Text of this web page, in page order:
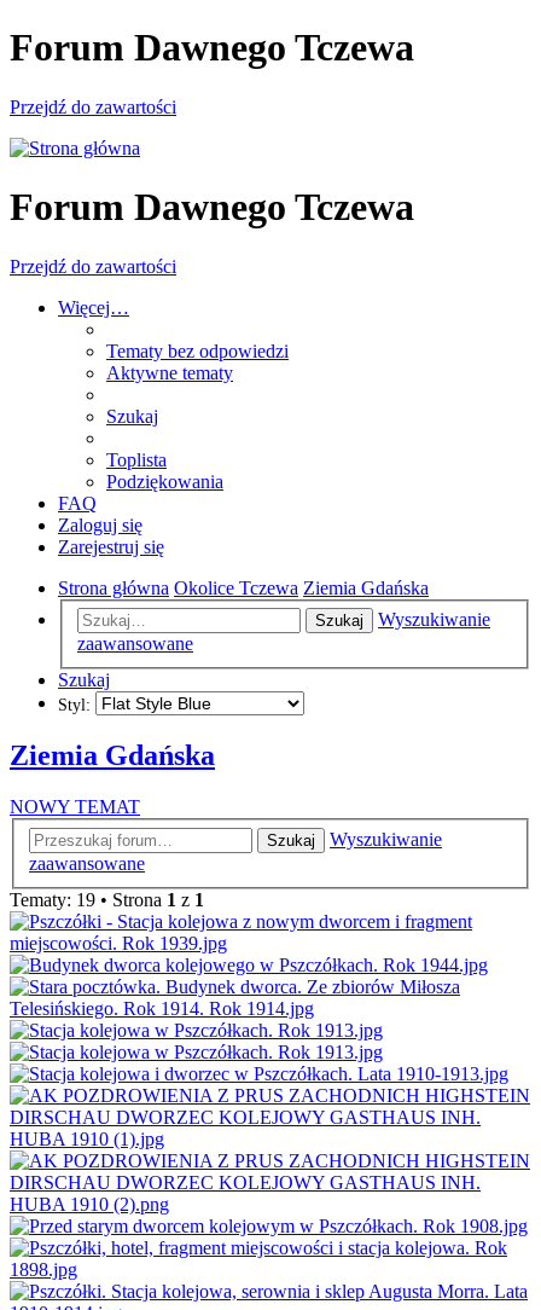
Forum Dawnego Tczewa
Przejdź do zawartości
Forum Dawnego Tczewa
Przejdź do zawartości
Więcej…
Tematy bez odpowiedzi
Aktywne tematy
Szukaj
Toplista
Podziękowania
FAQ
Zaloguj się
Zarejestruj się
Strona główna Okolice Tczewa Ziemia Gdańska
Szukaj
Wyszukiwanie
zaawansowane
Szukaj
Styl:
Ziemia Gdańska
NOWY TEMAT
Szukaj
Wyszukiwanie
zaawansowane
Tematy: 19 • Strona 1 z 1